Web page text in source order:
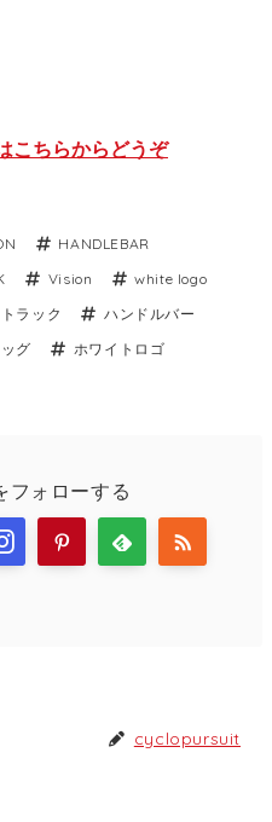
こちらからどうぞ
HANDLEBAR
Vision
white logo
トラック
ハンドルバー
グ
ホワイトロゴ
ォローする
cyclopursuit